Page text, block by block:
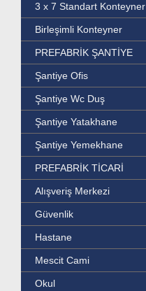
3 x 7 Standart Konteyner
Birleşimli Konteyner
PREFABRİK ŞANTİYE
Şantiye Ofis
Şantiye Wc Duş
Şantiye Yatakhane
Şantiye Yemekhane
PREFABRİK TİCARİ
Alışveriş Merkezi
Güvenlik
Hastane
Mescit Cami
Okul